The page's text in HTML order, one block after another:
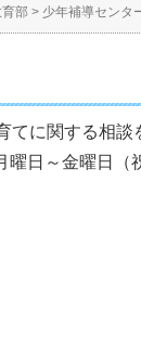
部 > 少年補導センタ
子育てに関
除く